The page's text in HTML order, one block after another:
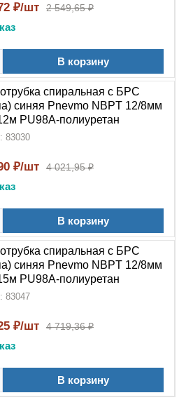
₽/шт 2 549,65 ₽
В корзину
спиральная с БРС
синяя Pnevmo NBPT 12/8мм
PU98A-полиуретан
83030
₽/шт 4 021,95 ₽
В корзину
спиральная с БРС
синяя Pnevmo NBPT 12/8мм
PU98A-полиуретан
83047
₽/шт 4 719,36 ₽
В корзину